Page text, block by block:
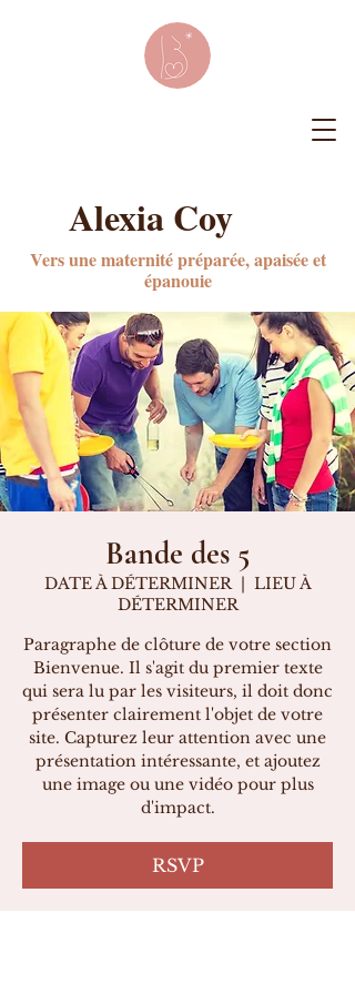
Vers une maternité préparée, apaisée et
épanouie
Alexia Coy
Bande des 5
DATE À DÉTERMINER
  |
LIEU À
DÉTERMINER
Paragraphe de clôture de votre section
Bienvenue. Il s'agit du premier texte
qui sera lu par les visiteurs, il doit donc
présenter clairement l'objet de votre
site. Capturez leur attention avec une
présentation intéressante, et ajoutez
une image ou une vidéo pour plus
d'impact.
RSVP